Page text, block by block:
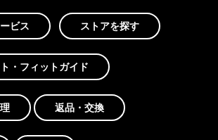
ビス ストアを探す
・フィットガイド
返品・交換